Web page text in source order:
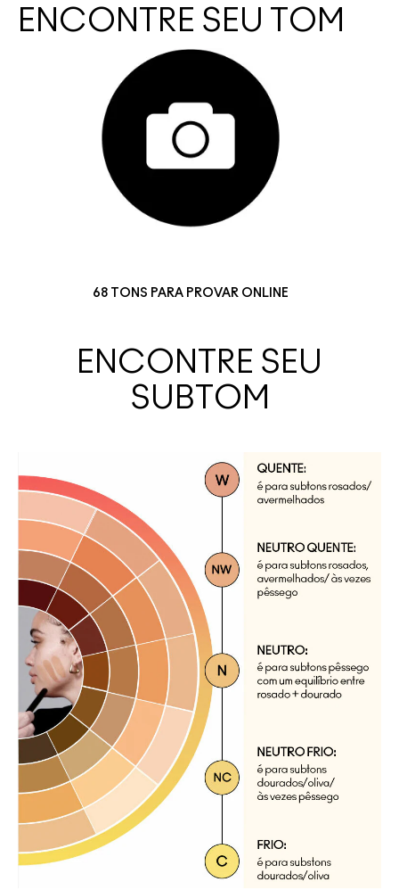
ENCONTRE SEU TOM
68 TONS PARA PROVAR ONLINE
ENCONTRE SEU
SUBTOM